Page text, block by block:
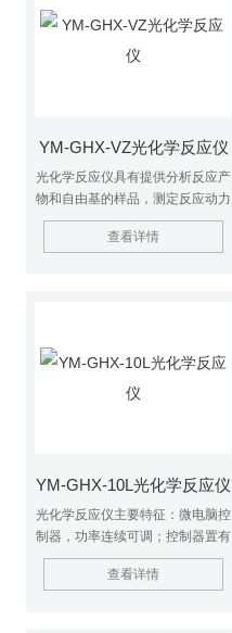
YM-GHX-VZ光化学反应仪
光化学反应仪具有提供分析反应产
物和自由基的样品，测定反应动力
学常数，测定量子产率等功能，广
泛应用化学合成、环境保护以及生
查看详情
YM-GHX-10L光化学反应仪
光化学反应仪主要特征：微电脑控
制器，功率连续可调；控制器置有
电流表和电压表，便于观察电流和
电压变化；机箱内置有温度保护传
查看详情